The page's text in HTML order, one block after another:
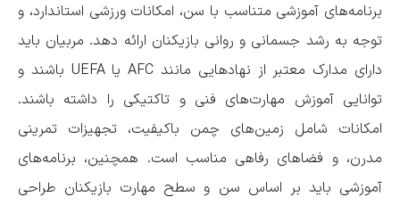
برنامه‌های آموزشی متناسب با سن، امکانات ورزشی استاندارد، و
توجه به رشد جسمانی و روانی بازیکنان ارائه دهد. مربیان باید
دارای مدارک معتبر از نهادهایی مانند AFC یا UEFA باشند و
توانایی آموزش مهارت‌های فنی و تاکتیکی را داشته باشند.
امکانات شامل زمین‌های چمن باکیفیت، تجهیزات تمرینی
مدرن، و فضاهای رفاهی مناسب است. همچنین، برنامه‌های
آموزشی باید بر اساس سن و سطح مهارت بازیکنان طراحی